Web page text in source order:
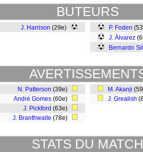
BUTEURS
J. Harrison (29e) P. Foden
J. Álvarez
Bernardo
N. Patterson (39e)
André Gomes (60e)
J. Pickford (63e)
J. Branthwaite (78e)
M. Akanji
J. Grealish
STATS DU MATCH